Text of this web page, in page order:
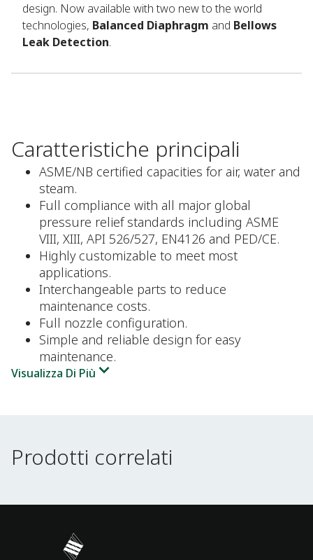
design. Now available with two new to the world
technologies, Balanced Diaphragm and Bellows
Leak Detection.
Caratteristiche principali
ASME/NB certified capacities for air, water and
steam.
Full compliance with all major global
pressure relief standards including ASME
VIII, XIII, API 526/527, EN4126 and PED/CE.
Highly customizable to meet most
applications.
Interchangeable parts to reduce
maintenance costs.
Full nozzle configuration.
Simple and reliable design for easy
maintenance.
Visualizza Di Più
Prodotti correlati
Prodotti correlati